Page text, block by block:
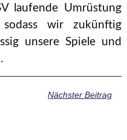
laufende Umrüstung
wir zukünftig
unsere Spiele und
Nächster Beitrag